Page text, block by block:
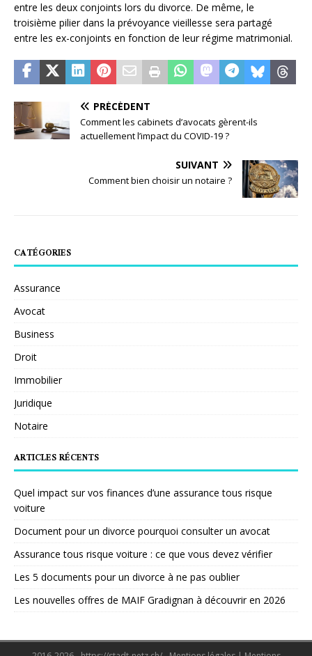
entre les deux conjoints lors du divorce. De même, le
troisième pilier dans la prévoyance vieillesse sera partagé
entre les ex-conjoints en fonction de leur régime matrimonial.
PRÉCÉDENT
Comment les cabinets d’avocats gèrent-ils
actuellement l’impact du COVID-19 ?
SUIVANT
Comment bien choisir un notaire ?
CATÉGORIES
Assurance
Avocat
Business
Droit
Immobilier
Juridique
Notaire
ARTICLES RÉCENTS
Quel impact sur vos finances d’une assurance tous risque
voiture
Document pour un divorce pourquoi consulter un avocat
Assurance tous risque voiture : ce que vous devez vérifier
Les 5 documents pour un divorce à ne pas oublier
Les nouvelles offres de MAIF Gradignan à découvrir en 2026